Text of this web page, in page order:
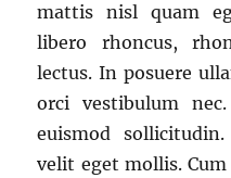
mattis nisl quam
libero rhoncus,
lectus. In posuere
orci vestibulum
euismod
velit eget mollis.